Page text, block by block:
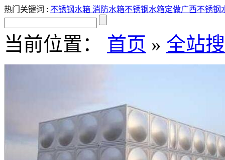
热门关键词 : 不锈钢水箱 消防水箱不锈钢水箱定做广西不锈钢
当前位置： 首页 » 全站